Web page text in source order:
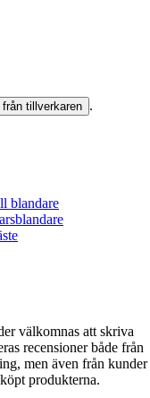
från tillverkaren .
blandare
välkomnas att skriva
recensioner både från
men även från kunder
produkterna.